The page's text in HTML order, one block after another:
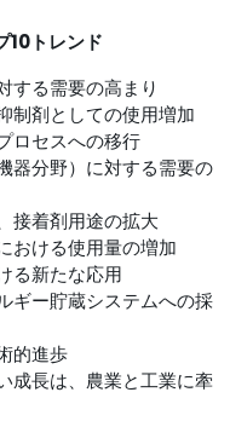
10トレンド
する需要の高まり
制剤としての使用増加
ロセスへの移行
器分野）に対する需要の
接着剤用途の拡大
おける使用量の増加
る新たな応用
ギー貯蔵システムへの採
的進歩
成長は、農業と工業に牽